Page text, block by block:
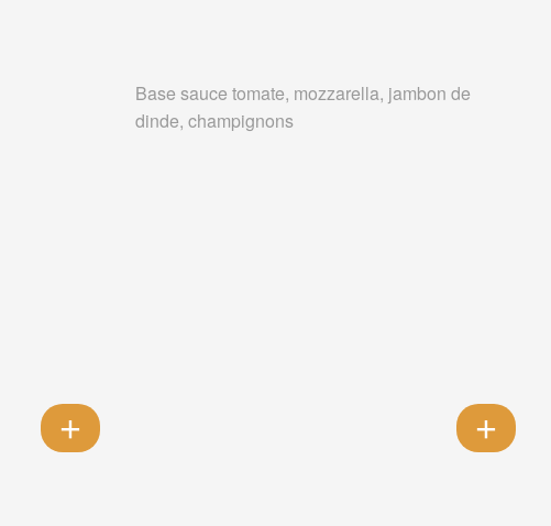
Base sauce tomate, mozzarella, jambon de
dinde, champignons